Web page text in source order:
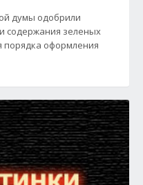
думы одобрили
содержания зеленых
порядка оформления